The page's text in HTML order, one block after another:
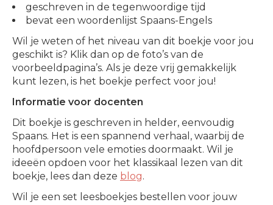
geschreven in de tegenwoordige tijd
bevat een woordenlijst Spaans-Engels
Wil je weten of het niveau van dit boekje voor jou
geschikt is? Klik dan op de foto’s van de
voorbeeldpagina’s. Als je deze vrij gemakkelijk
kunt lezen, is het boekje perfect voor jou!
Informatie voor docenten
Dit boekje is geschreven in helder, eenvoudig
Spaans. Het is een spannend verhaal, waarbij de
hoofdpersoon vele emoties doormaakt. Wil je
ideeën opdoen voor het klassikaal lezen van dit
boekje, lees dan deze blog.
Wil je een set leesboekjes bestellen voor jouw